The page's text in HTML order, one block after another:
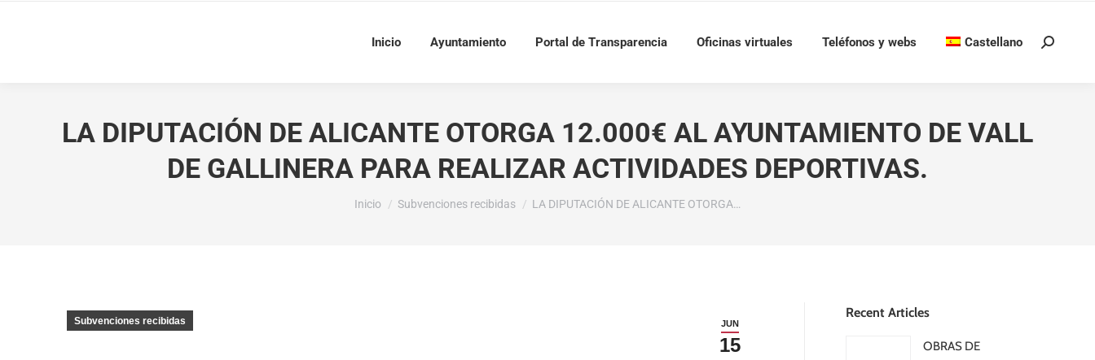
Inicio Ayuntamiento Portal de Transparencia Oficinas virtuales Teléfonos y webs Castellano Buscar:
LA DIPUTACIÓN DE ALICANTE OTORGA 12.000€ AL AYUNTAMIENTO DE VALL
DE GALLINERA PARA REALIZAR ACTIVIDADES DEPORTIVAS.
Estás aquí:
Inicio Subvenciones recibidas LA DIPUTACIÓN DE ALICANTE OTORGA…
JUN
15
Subvenciones recibidas
Recent Articles
OBRAS DE